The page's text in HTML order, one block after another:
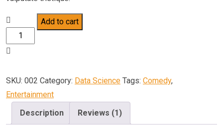
Divine
Comedy
Add to cart
SKU: 002 Category: Data Science Tags: Comedy,
Entertainment
Description
Reviews (1)